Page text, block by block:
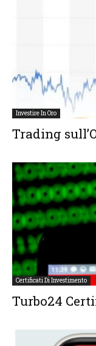
Investire In Oro
Trading
Certificati Di Investimento
Turbo24